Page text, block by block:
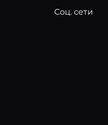
Соц. сети